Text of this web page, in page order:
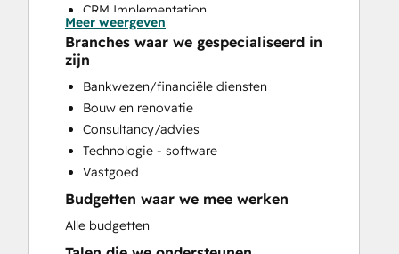
CRM Implementation
CRM Migration
Custom API Integrations
Customer Success Training
Customer Support Training
Customer Survey and Analysis
Email Marketing
Full Inbound Marketing Services
Help Desk Implementation
Knowledge Base Development
Paid Advertising
Meer weergeven
Branches waar we gespecialiseerd in
zijn
Bankwezen/financiële diensten
Bouw en renovatie
Consultancy/advies
Technologie - software
Vastgoed
Budgetten waar we mee werken
Alle budgetten